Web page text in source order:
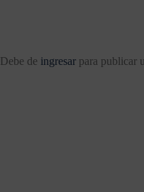
Debe de ingresar para publicar